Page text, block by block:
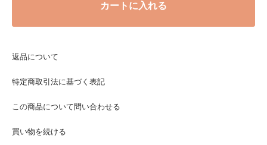
カートに入れる
返品について
特定商取引法に基づく表記
この商品について問い合わせる
買い物を続ける